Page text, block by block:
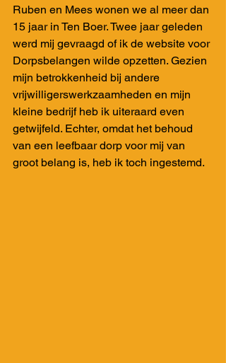
Ruben en Mees wonen we al meer dan
15 jaar in Ten Boer. Twee jaar geleden
werd mij gevraagd of ik de website voor
Dorpsbelangen wilde opzetten. Gezien
mijn betrokkenheid bij andere
vrijwilligerswerkzaamheden en mijn
kleine bedrijf heb ik uiteraard even
getwijfeld. Echter, omdat het behoud
van een leefbaar dorp voor mij van
groot belang is, heb ik toch ingestemd.